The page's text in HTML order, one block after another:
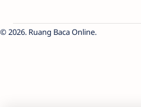
2026. Ruang Baca Online.